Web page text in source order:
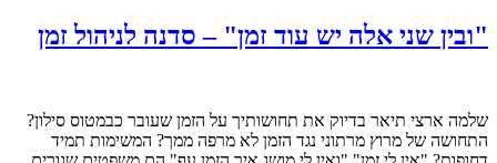
"ובין שני אלה יש עוד זמן" – סדנה לניהול זמן
שלמה ארצי תיאר בדיוק את תחושותיך על הזמן שעובר כבמטוס סילון?
התחושה של מרוץ מרתוני נגד הזמן לא מרפה ממך? המשימות תמיד